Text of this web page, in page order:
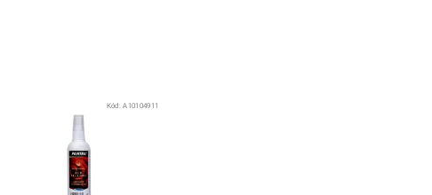
Kód:A10104911